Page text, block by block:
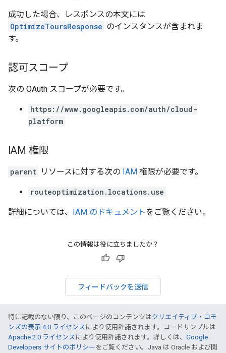
成功した場合、レスポンスの本文には
OptimizeToursResponse のインスタンスが含まれま
す。
認可スコープ
次の OAuth スコープが必要です。
https://www.googleapis.com/auth/cloud-
platform
IAM 権限
parent リソースに対する次の IAM 権限が必要です。
routeoptimization.locations.use
詳細については、 IAM のドキュメントをご覧ください。
この情報は役に立ちましたか？
フィードバックを送信
特に記載のない限り、このページのコンテンツはクリエイティブ・コモ
ンズの表示 4.0 ライセンス により使用許諾されます。コードサンプルは
Apache 2.0 ライセンス により使用許諾されます。詳しくは、 Google
Developers サイトのポリシー をご覧ください。Java は Oracle および関